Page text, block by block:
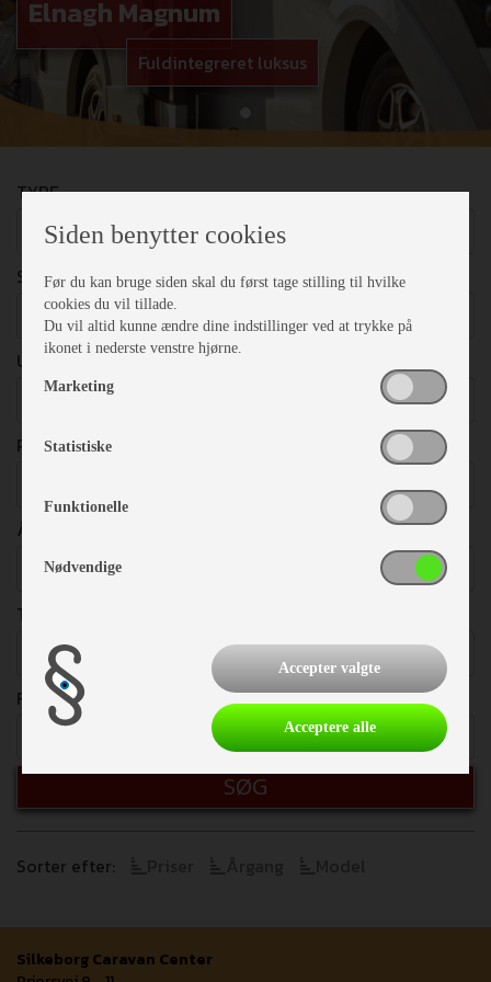
Elnagh Magnum
Fuldintegreret luksus
TYPE
Vælg
SENGEPLADSER
Vælg
UDSTYR
PRISER
ÅRGANG
Vælg
TOTALVÆGT
Vælg
FRITEKST
SØG
Sorter efter:
Silkeborg Caravan Center
Siden benytter cookies
Før du kan bruge siden skal du først tage stilling til hvilke
cookies du vil tillade.
Du vil altid kunne ændre dine indstillinger ved at trykke på
ikonet i nederste venstre hjørne.
Marketing
Statistiske
Funktionelle
Nødvendige
Accepter valgte
Acceptere alle